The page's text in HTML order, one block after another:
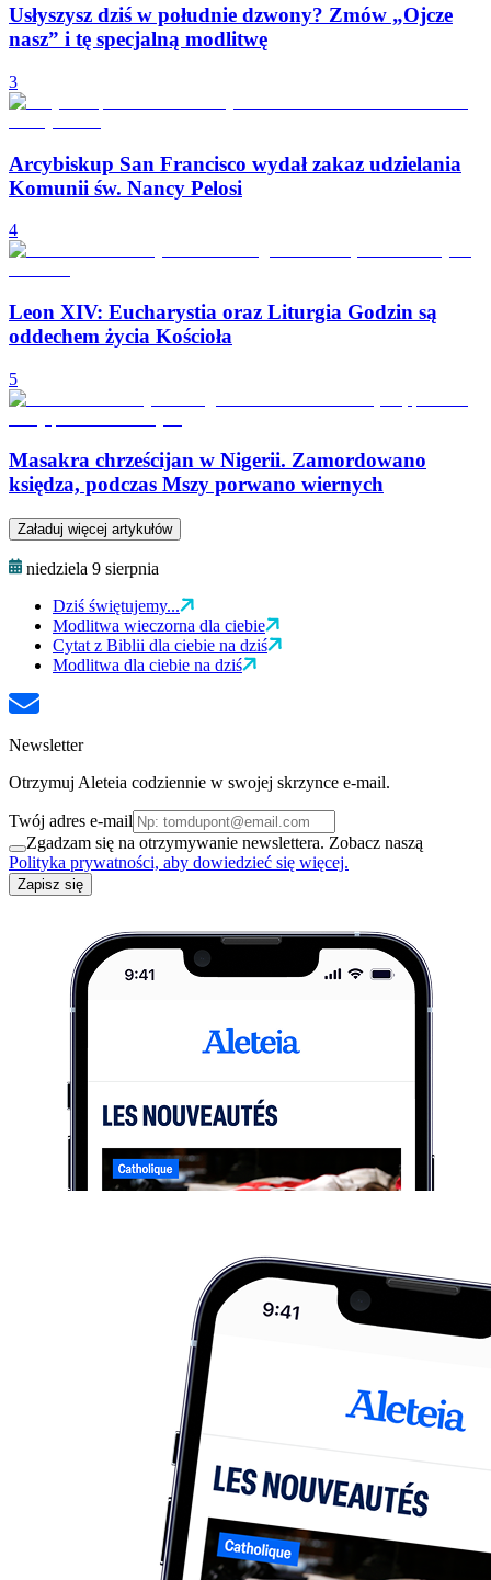
Usłyszysz dziś w południe dzwony? Zmów „Ojcze
nasz” i tę specjalną modlitwę
3
Arcybiskup San Francisco wydał zakaz udzielania
Komunii św. Nancy Pelosi
4
Leon XIV: Eucharystia oraz Liturgia Godzin są
oddechem życia Kościoła
5
Masakra chrześcijan w Nigerii. Zamordowano
księdza, podczas Mszy porwano wiernych
Załaduj więcej artykułów
niedziela 9 sierpnia
Dziś świętujemy...
Modlitwa wieczorna dla ciebie
Cytat z Biblii dla ciebie na dziś
Modlitwa dla ciebie na dziś
Newsletter
Otrzymuj Aleteia codziennie w swojej skrzynce e-mail.
Twój adres e-mail
Zgadzam się na otrzymywanie newslettera. Zobacz naszą
Polityka prywatności, aby dowiedzieć się więcej.
Zapisz się